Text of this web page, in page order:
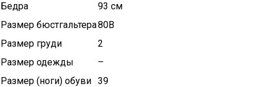
Бедра
93 см
Размер бюстгальтера80B
Размер груди
2
Размер одежды
–
Размер (ноги) обуви 39